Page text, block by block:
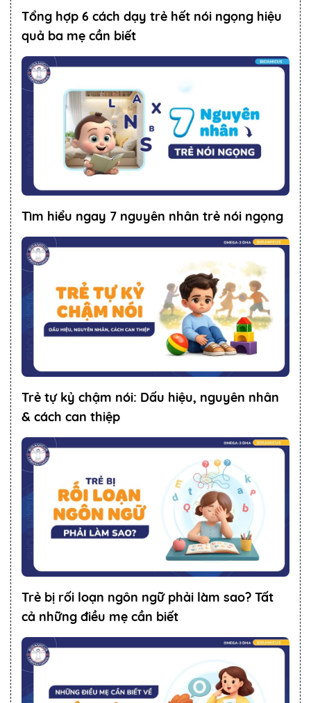
Tổng hợp 6 cách dạy trẻ hết nói ngọng hiệu
quả ba mẹ cần biết
Tìm hiểu ngay 7 nguyên nhân trẻ nói ngọng
Trẻ tự kỷ chậm nói: Dấu hiệu, nguyên nhân
& cách can thiệp
Trẻ bị rối loạn ngôn ngữ phải làm sao? Tất
cả những điều mẹ cần biết